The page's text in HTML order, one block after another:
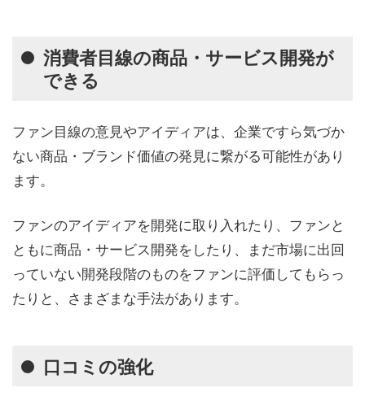
消費者目線の商品・サービス開発が
できる
ファン目線の意見やアイディアは、企業ですら気づか
ない商品・ブランド価値の発見に繋がる可能性があり
ます。
ファンのアイディアを開発に取り入れたり、ファンと
ともに商品・サービス開発をしたり、まだ市場に出回
っていない開発段階のものをファンに評価してもらっ
たりと、さまざまな手法があります。
口コミの強化